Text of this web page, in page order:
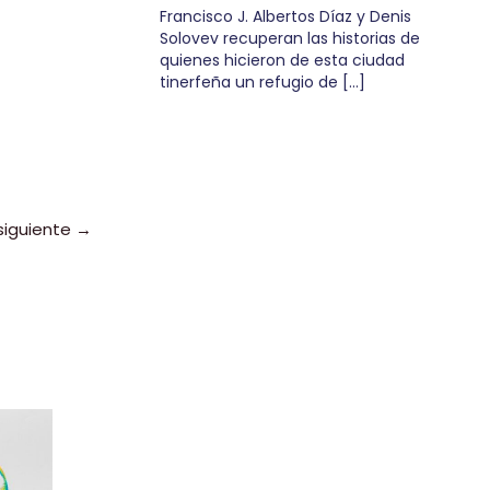
→
Francisco J. Albertos Díaz y Denis
Solovev recuperan las historias de
quienes hicieron de esta ciudad
tinerfeña un refugio de […]